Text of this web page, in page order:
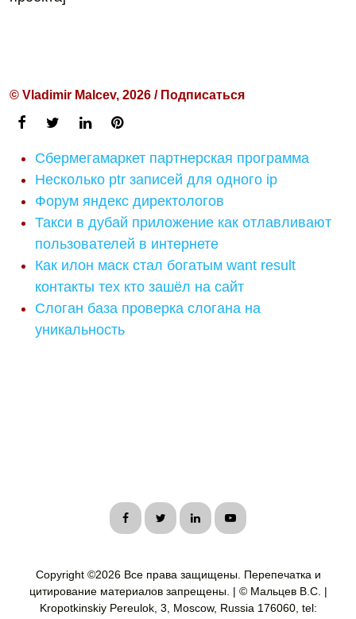
© Vladimir Malcev, 2026 / Подписаться
Сбермегамаркет партнерская программа
Несколько ptr записей для одного ip
Форум яндекс директологов
Такси в дубай приложение как отлавливают
пользователей в интернете
Как илон маск стал богатым want result
контакты тех кто зашёл на сайт
Слоган база проверка слогана на
уникальность
Copyright ©2026 Все права защищены. Перепечатка и
цитирование материалов запрещены. | © Мальцев В.С. |
Kropotkinskiy Pereulok, 3, Moscow, Russia 176060, tel: